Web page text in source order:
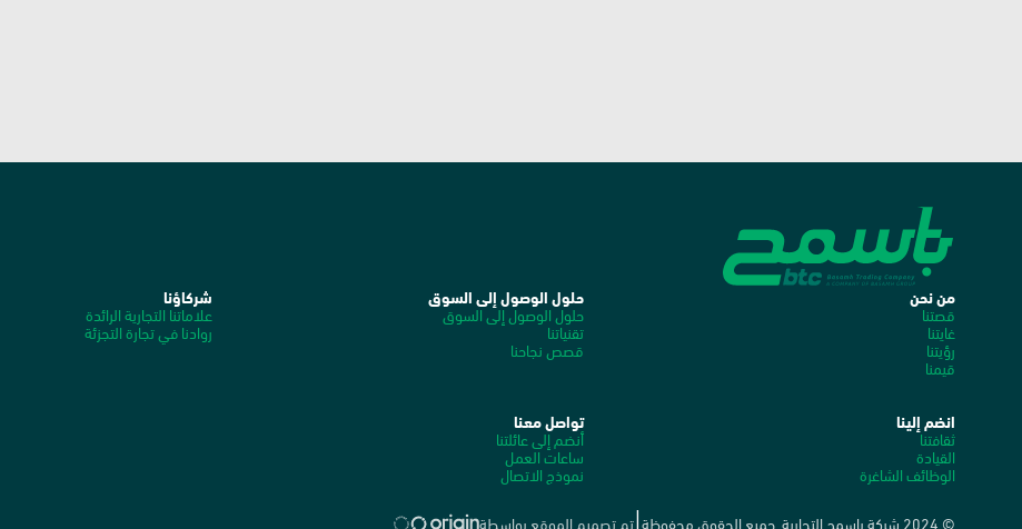
من نحن
قصتنا
غايتنا
رؤيتنا
قيمنا
حلول الوصول إلى السوق
حلول الوصول إلى السوق
تقنياتنا
قصص نجاحنا
شركاؤنا
علاماتنا التجارية الرائدة
روادنا في تجارة التجزئة
انضم إلينا
ثقافتنا
القيادة
الوظائف الشاغرة
تواصل معنا
أنضم إلى عائلتنا
ساعات العمل
نموذج الاتصال
© 2024 شركة باسمح التجارية. جميع الحقوق محفوظة تم تصميم الموقع بواسطة